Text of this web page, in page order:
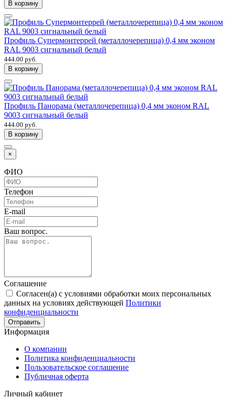
В корзину
Профиль Супермонтеррей (металлочерепица) 0,4 мм эконом
RAL 9003 сигнальный белый
444.00 руб.
В корзину
Профиль Панорама (металлочерепица) 0,4 мм эконом RAL
9003 сигнальный белый
444.00 руб.
В корзину
×
ФИО
Телефон
E-mail
Ваш вопрос.
Соглашение
Согласен(а) с условиями обработки моих персональных
данных на условиях действующей Политики
конфиденциальности
Отправить
Информация
О компании
Политика конфиденциальности
Пользовательское соглашение
Публичная оферта
Личный кабинет